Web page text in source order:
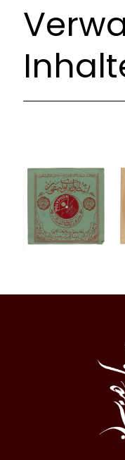
Halqa